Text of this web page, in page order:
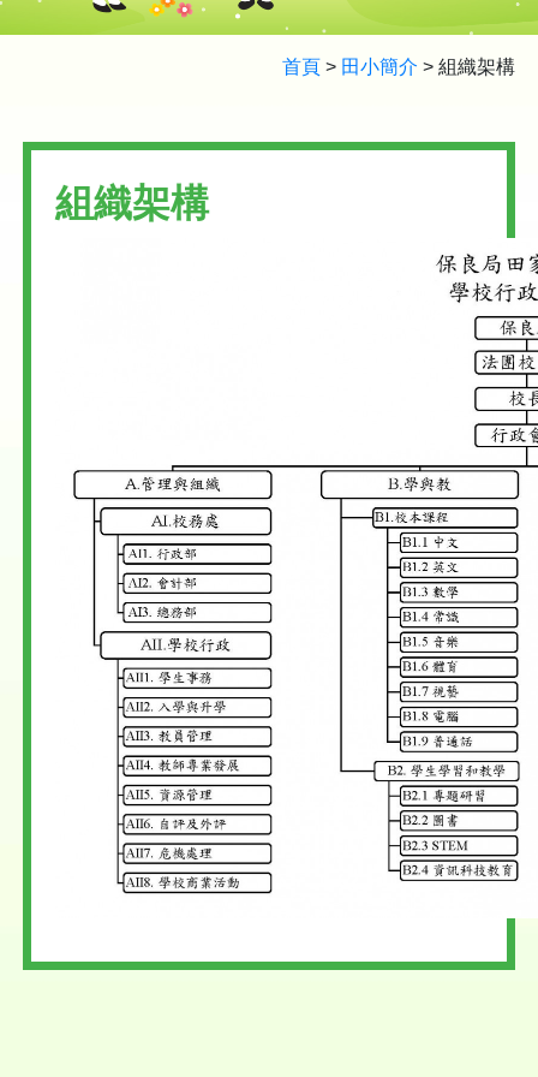
首頁 > 田小簡介 > 組織架構
組織架構